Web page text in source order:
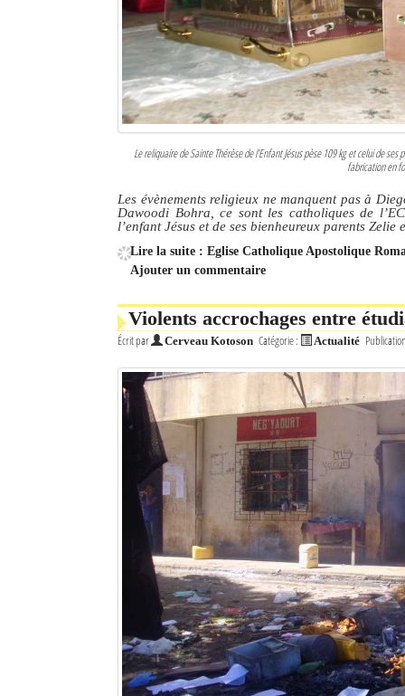
Le reliquaire de Sainte Thérèse de l’Enfant Jésus pèse 109 kg et celui de
fabrication en
Les évènements religieux ne manquent pas à
Dawoodi Bohra, ce sont les catholiques de
l’enfant Jésus et de ses bienheureux parents
Lire la suite : Eglise Catholique Apostolique
Ajouter un commentaire
Violents accrochages entre
Écrit par Cerveau Kotoson Catégorie : Actualité